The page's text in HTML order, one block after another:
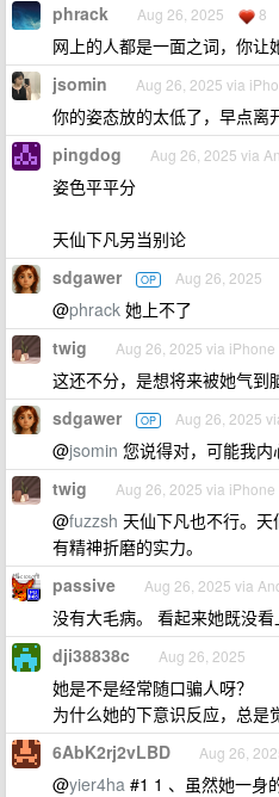
phrack Aug 26, 2025 8
网上的人都是一面之词，你让
jsomin Aug 26, 2025 via
你的姿态放的太低了，早点离
pingdog Aug 26, 2025 via
姿色平平分
天仙下凡另当别论
sdgawer OP Aug 26, 2025
@phrack 她上不了
twig Aug 26, 2025 via iPhone
这还不分，是想将来被她气到
sdgawer OP Aug 26, 2025
@jsomin 您说得对，可能我内
twig Aug 26, 2025 via iPhone
@fuzzsh 天仙下凡也不行。
有精神折磨的实力。
passive Aug 26, 2025 via
没有大毛病。 看起来她既没
dji38838c Aug 26, 2025
她是不是经常随口骗人呀？
为什么她的下意识反应，总是
6AbK2rj2vLBD Aug 26,
@yier4ha #1 1 、虽然她一身